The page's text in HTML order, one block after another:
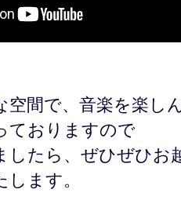
空間で、音楽を楽し
ておりますので
したら、ぜひぜひお
ます。